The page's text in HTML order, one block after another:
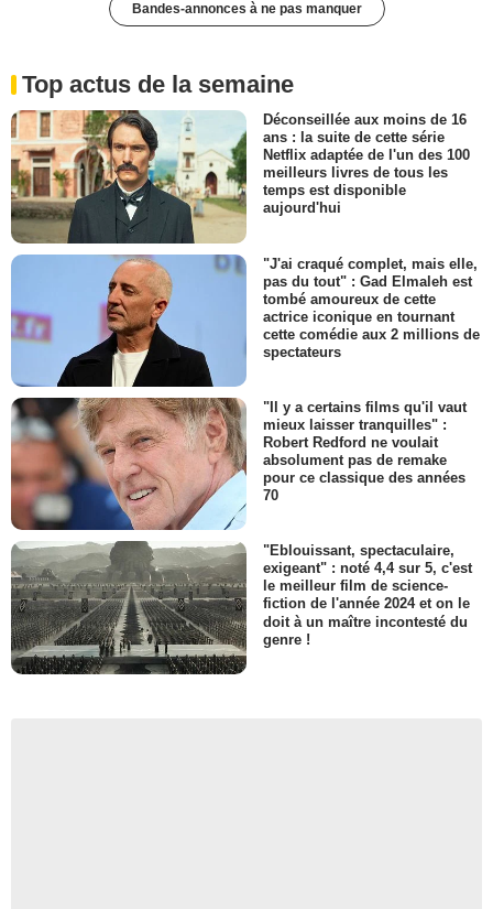
Bandes-annonces à ne pas manquer
Top actus de la semaine
Déconseillée aux moins de 16
ans : la suite de cette série
Netflix adaptée de l'un des 100
meilleurs livres de tous les
temps est disponible
aujourd'hui
"J'ai craqué complet, mais elle,
pas du tout" : Gad Elmaleh est
tombé amoureux de cette
actrice iconique en tournant
cette comédie aux 2 millions de
spectateurs
"Il y a certains films qu'il vaut
mieux laisser tranquilles" :
Robert Redford ne voulait
absolument pas de remake
pour ce classique des années
70
"Eblouissant, spectaculaire,
exigeant" : noté 4,4 sur 5, c'est
le meilleur film de science-
fiction de l'année 2024 et on le
doit à un maître incontesté du
genre !